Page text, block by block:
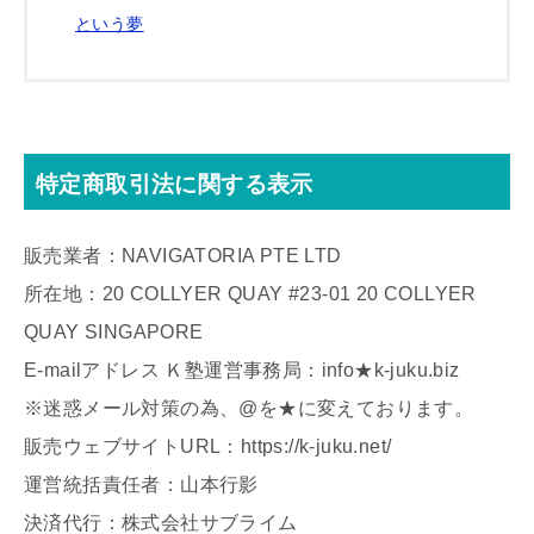
という夢
特定商取引法に関する表示
販売業者：NAVIGATORIA PTE LTD
所在地：20 COLLYER QUAY #23-01 20 COLLYER
QUAY SINGAPORE
E-mailアドレス Ｋ塾運営事務局：info★k-juku.biz
※迷惑メール対策の為、@を★に変えております。
販売ウェブサイトURL：https://k-juku.net/
運営統括責任者：山本行影
決済代行：株式会社サブライム